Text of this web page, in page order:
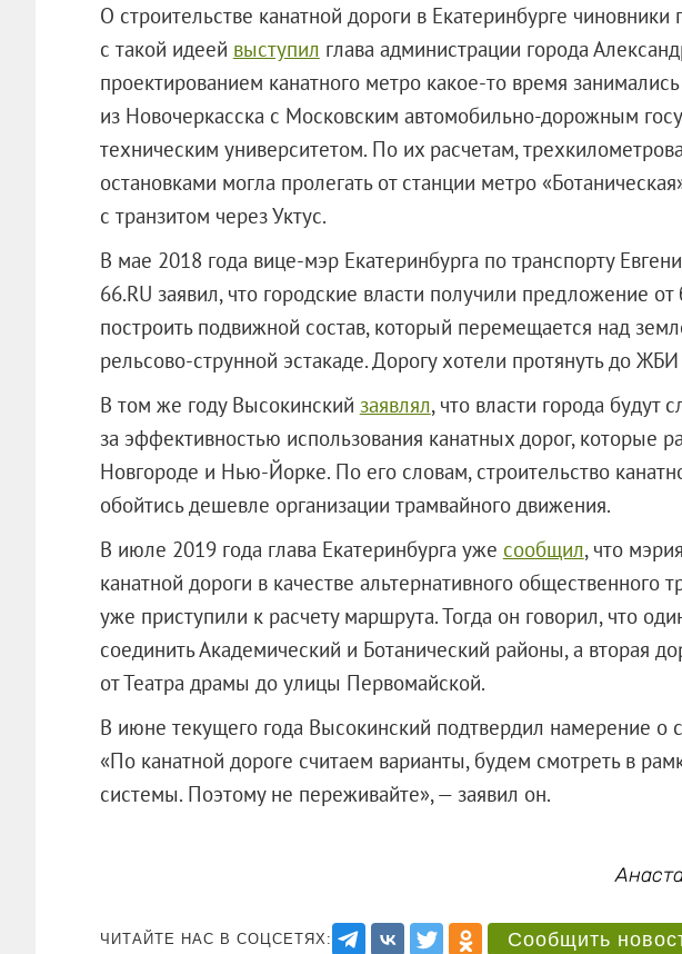
О строительстве канатной дороги в Екатеринбурге чиновники
с такой идеей выступил глава администрации города
проектированием канатного метро какое-то время
из Новочеркасска с Московским автомобильно-дорожным
техническим университетом. По их расчетам,
остановками могла пролегать от станции метро
с транзитом через Уктус.
В мае 2018 года вице-мэр Екатеринбурга по транспорту
66.RU заявил, что городские власти получили предложение
построить подвижной состав, который перемещается над
рельсово-струнной эстакаде. Дорогу хотели протянуть до
В том же году Высокинский заявлял, что власти города будут
за эффективностью использования канатных дорог, которые
Новгороде и Нью-Йорке. По его словам, строительство
обойтись дешевле организации трамвайного движения.
В июле 2019 года глава Екатеринбурга уже сообщил, что
канатной дороги в качестве альтернативного общественного
уже приступили к расчету маршрута. Тогда он говорил, что
соединить Академический и Ботанический районы, а вторая
от Театра драмы до улицы Первомайской.
В июне текущего года Высокинский подтвердил намерение о
«По канатной дороге считаем варианты, будем смотреть в
системы. Поэтому не переживайте», — заявил он.
ЧИТАЙТЕ НАС В СОЦСЕТЯХ: Сообщить